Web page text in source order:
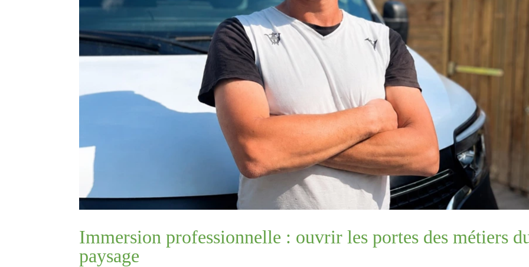
Immersion professionnelle : ouvrir les portes des métiers
paysage